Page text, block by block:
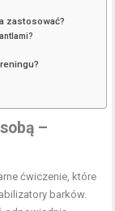
zastosować?
–
ćwiczenie, które
barków.